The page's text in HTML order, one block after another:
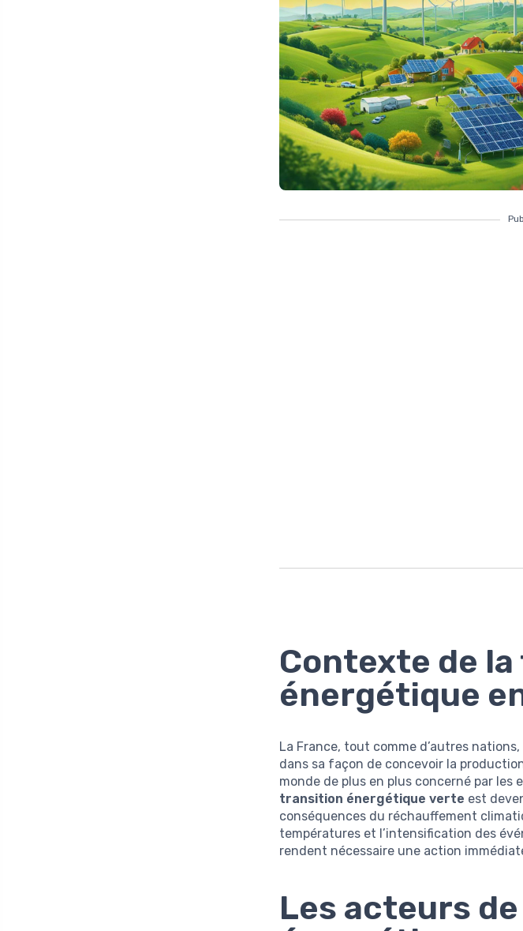
Contexte de
énergétique
La France, tout comme d’autres
dans sa façon de concevoir la
monde de plus en plus concerné par
transition énergétique verte est
conséquences du réchauffement
températures et l’intensification des
rendent nécessaire une action
Les acteurs